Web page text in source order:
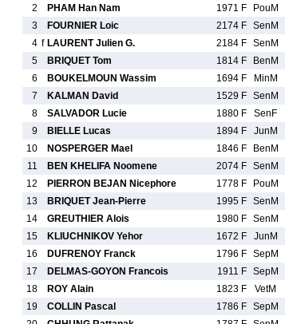
2
PHAM Han Nam 1971 F PouM
3
FOURNIER Loic 2174 F SenM
4 f LAURENT Julien G. 2184 F SenM
5
BRIQUET Tom 1814 F BenM
6
BOUKELMOUN Wassim 1694 F MinM
7
KALMAN David 1529 F SenM
8
SALVADOR Lucie 1880 F SenF
9
BIELLE Lucas 1894 F JunM
10
NOSPERGER Mael 1846 F BenM
11
BEN KHELIFA Noomene 2074 F SenM
12
PIERRON BEJAN Nicephore 1778 F PouM
13
BRIQUET Jean-Pierre 1995 F SenM
14
GREUTHIER Alois 1980 F SenM
15
KLIUCHNIKOV Yehor 1672 F JunM
16
DUFRENOY Franck 1796 F SepM
17
DELMAS-GOYON Francois 1911 F SepM
18
ROY Alain 1823 F VetM
19
COLLIN Pascal 1786 F SepM